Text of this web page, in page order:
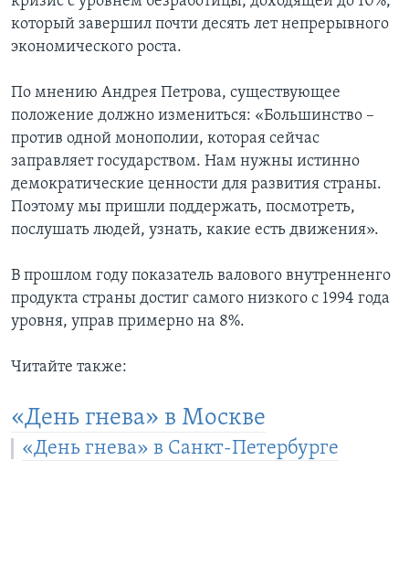
который завершил почти десять лет непрерывного
экономического роста.
По мнению Андрея Петрова, существующее
положение должно измениться: «Большинство –
против одной монополии, которая сейчас
заправляет государством. Нам нужны истинно
демократические ценности для развития страны.
Поэтому мы пришли поддержать, посмотреть,
послушать людей, узнать, какие есть движения».
В прошлом году показатель валового внутренненго
продукта страны достиг самого низкого с 1994 года
уровня, управ примерно на 8%.
Читайте также:
«День гнева» в Москве
«День гнева» в Санкт-Петербурге